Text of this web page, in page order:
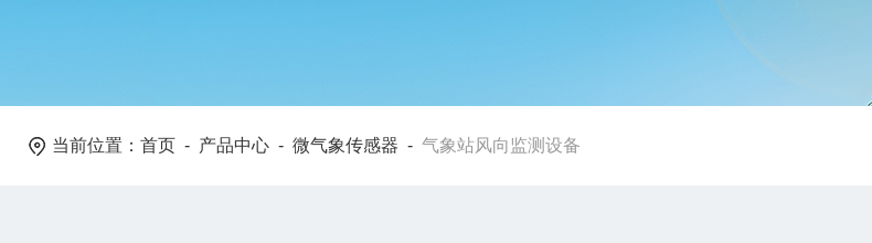
当前位置： 首页 - 产品中心 - 微气象传感器 - 气象站风向监测设备